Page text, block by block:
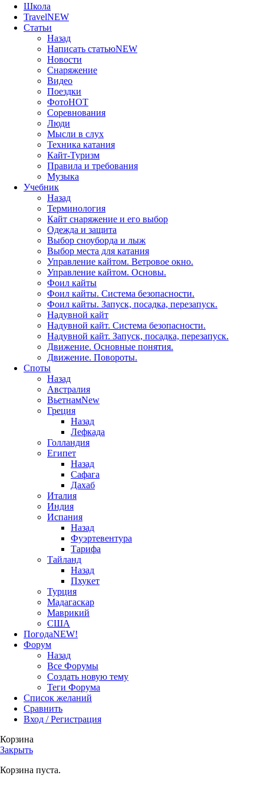
Школа
TravelNEW
Статьи
Назад
Написать статьюNEW
Новости
Снаряжение
Видео
Поездки
ФотоHOT
Соревнования
Люди
Мысли в слух
Техника катания
Кайт-Туризм
Правила и требования
Музыка
Учебник
Назад
Терминология
Кайт снаряжение и его выбор
Одежда и защита
Выбор сноуборда и лыж
Выбор места для катания
Управление кайтом. Ветровое окно.
Управление кайтом. Основы.
Фоил кайты
Фоил кайты. Система безопасности.
Фоил кайты. Запуск, посадка, перезапуск.
Надувной кайт
Надувной кайт. Система безопасности.
Надувной кайт. Запуск, посадка, перезапуск.
Движение. Основные понятия.
Движение. Повороты.
Споты
Назад
Австралия
ВьетнамNew
Греция
Назад
Лефкада
Голландия
Египет
Назад
Сафага
Дахаб
Италия
Индия
Испания
Назад
Фуэртевентура
Тарифа
Тайланд
Назад
Пхукет
Турция
Мадагаскар
Маврикий
США
ПогодаNEW!
Форум
Назад
Все Форумы
Создать новую тему
Теги Форума
Список желаний
Сравнить
Вход / Регистрация
Корзина
Закрыть
Корзина пуста.